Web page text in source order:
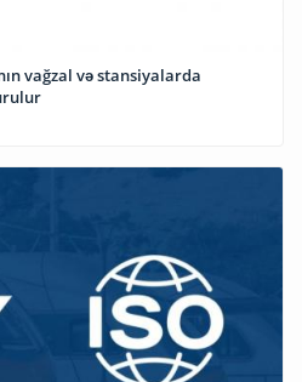
vağzal və stansiyalarda